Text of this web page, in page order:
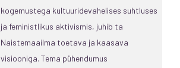
kogemustega kultuuridevahelises suhtluses
ja feministlikus aktivismis, juhib ta
Naistemaailma toetava ja kaasava
visiooniga. Tema pühendumus